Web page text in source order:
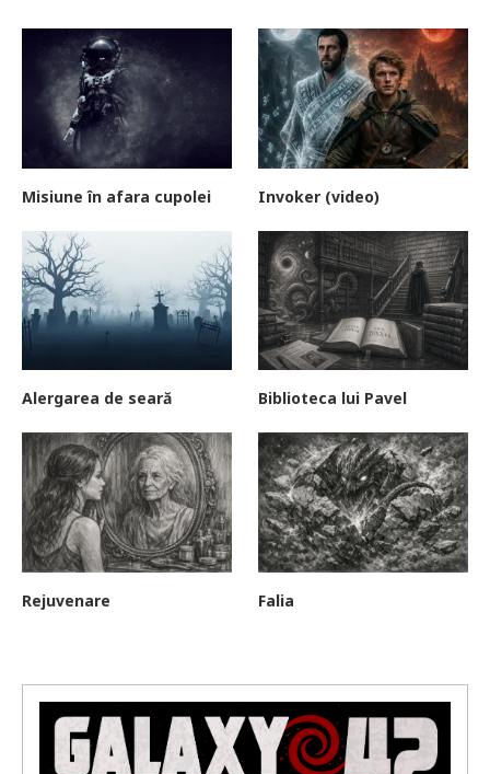
Misiune în afara cupolei Invoker (video)
Alergarea de seară Biblioteca lui Pavel
Rejuvenare Falia